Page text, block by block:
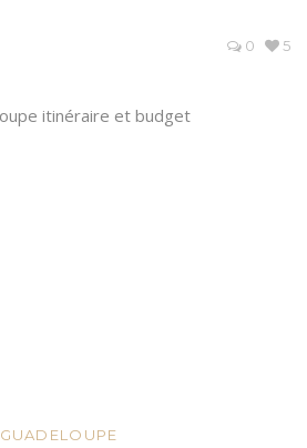
0 5
GUADELOUPE